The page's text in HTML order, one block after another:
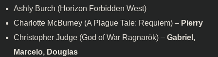
Ashly Burch (Horizon Forbidden West)
Charlotte McBurney (A Plague Tale: Requiem) – Pierry
Christopher Judge (God of War Ragnarök) – Gabriel,
Marcelo, Douglas